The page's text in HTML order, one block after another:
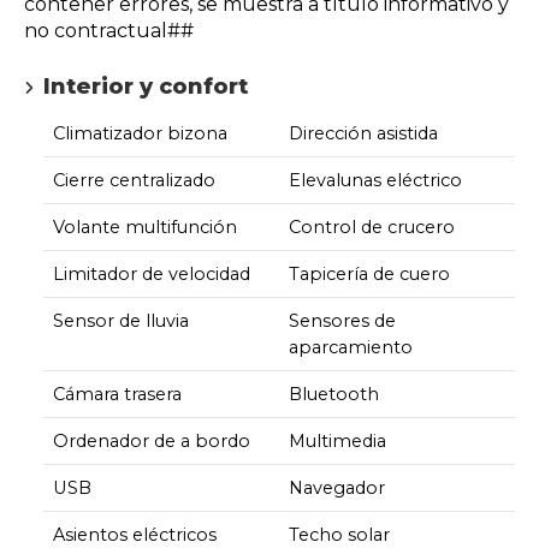
no contractual##
Interior y confort
Climatizador bizona Dirección asistida
Cierre centralizado Elevalunas eléctrico
Volante multifunción Control de crucero
Limitador de velocidad Tapicería de cuero
Sensor de lluvia
Sensores de
aparcamiento
Cámara trasera Bluetooth
Ordenador de a bordo Multimedia
USB Navegador
Asientos eléctricos Techo solar